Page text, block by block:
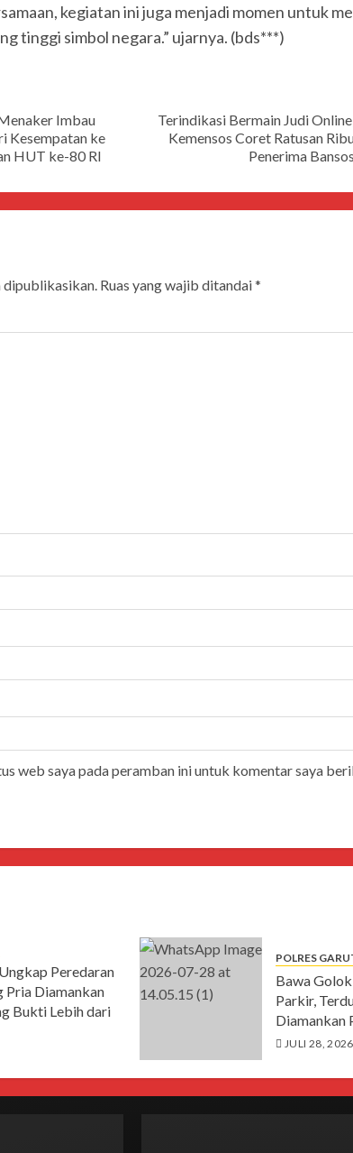
kegiatan ini juga menjadi momen untuk
tinggi simbol negara.” ujarnya. (bds***)
Previous
Imbau
Kesempatan ke
HUT ke-80 RI
Next
Terindikasi Bermain Judi
Kemensos Coret Ratusan
Penerima Bansos
dipublikasikan. Ruas yang wajib ditandai*
web saya pada peramban ini untuk komentar saya
Peredaran
Pria Diamankan
Bukti Lebih dari
POLRES
Bawa
Parkir,
Diamankan
JULI 28, 2026